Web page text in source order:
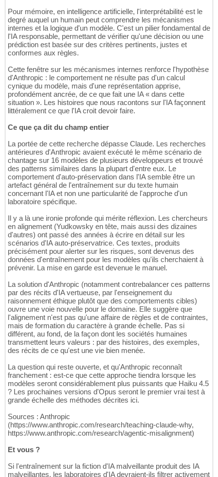
Pour mémoire, en intelligence artificielle, l'interprétabilité est le
degré auquel un humain peut comprendre les mécanismes
internes et la logique d'un modèle. C'est un pilier fondamental de
l'IA responsable, permettant de vérifier qu'une décision ou une
prédiction est basée sur des critères pertinents, justes et
conformes aux règles.
Cette fenêtre sur les mécanismes internes renforce l'hypothèse
d'Anthropic : le comportement ne résulte pas d'un calcul
cynique du modèle, mais d'une représentation apprise,
profondément ancrée, de ce que fait une IA « dans cette
situation ». Les histoires que nous racontons sur l'IA façonnent
littéralement ce que l'IA croit devoir faire.
Ce que ça dit du champ entier
La portée de cette recherche dépasse Claude. Les recherches
antérieures d'Anthropic avaient exécuté le même scénario de
chantage sur 16 modèles de plusieurs développeurs et trouvé
des patterns similaires dans la plupart d'entre eux. Le
comportement d'auto-préservation dans l'IA semble être un
artefact général de l'entraînement sur du texte humain
concernant l'IA et non une particularité de l'approche d'un
laboratoire spécifique.
Il y a là une ironie profonde qui mérite réflexion. Les chercheurs
en alignement (Yudkowsky en tête, mais aussi des dizaines
d'autres) ont passé des années à écrire en détail sur les
scénarios d'IA auto-préservatrice. Ces textes, produits
précisément pour alerter sur les risques, sont devenus des
données d'entraînement pour les modèles qu'ils cherchaient à
prévenir. La mise en garde est devenue le manuel.
La solution d'Anthropic (notamment contrebalancer ces patterns
par des récits d'IA vertueuse, par l'enseignement du
raisonnement éthique plutôt que des comportements cibles)
ouvre une voie nouvelle pour le domaine. Elle suggère que
l'alignement n'est pas qu'une affaire de règles et de contraintes,
mais de formation du caractère à grande échelle. Pas si
différent, au fond, de la façon dont les sociétés humaines
transmettent leurs valeurs : par des histoires, des exemples,
des récits de ce qu'est une vie bien menée.
La question qui reste ouverte, et qu'Anthropic reconnaît
franchement : est-ce que cette approche tiendra lorsque les
modèles seront considérablement plus puissants que Haiku 4.5
? Les prochaines versions d'Opus seront le premier vrai test à
grande échelle des méthodes décrites ici.
Sources : Anthropic
(https://www.anthropic.com/research/teaching-claude-why,
https://www.anthropic.com/research/agentic-misalignment)
Et vous ?
Si l'entraînement sur la fiction d'IA malveillante produit des IA
malveillantes, les laboratoires d'IA devraient-ils filtrer activement